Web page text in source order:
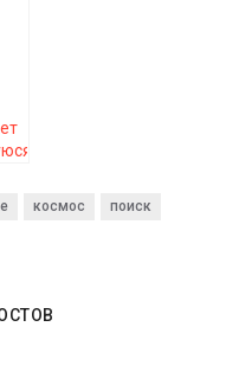
космос
поиск